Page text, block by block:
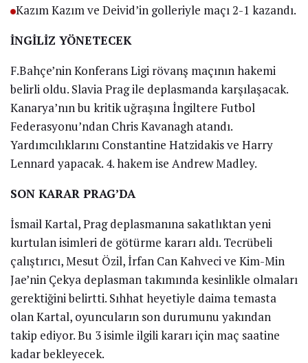
Kazım Kazım ve Deivid’in golleriyle maçı 2-1 kazandı.
İNGİLİZ YÖNETECEK
F.Bahçe’nin Konferans Ligi rövanş maçının hakemi
belirli oldu. Slavia Prag ile deplasmanda karşılaşacak.
Kanarya’nın bu kritik uğraşına İngiltere Futbol
Federasyonu’ndan Chris Kavanagh atandı.
Yardımcılıklarını Constantine Hatzidakis ve Harry
Lennard yapacak. 4. hakem ise Andrew Madley.
SON KARAR PRAG’DA
İsmail Kartal, Prag deplasmanına sakatlıktan yeni
kurtulan isimleri de götürme kararı aldı. Tecrübeli
çalıştırıcı, Mesut Özil, İrfan Can Kahveci ve Kim-Min
Jae’nin Çekya deplasman takımında kesinlikle olmaları
gerektiğini belirtti. Sıhhat heyetiyle daima temasta
olan Kartal, oyuncuların son durumunu yakından
takip ediyor. Bu 3 isimle ilgili kararı için maç saatine
kadar bekleyecek.